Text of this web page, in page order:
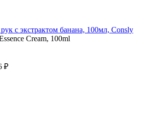
с экстрактом банана, 100мл, Consly
Cream, 100ml
₽